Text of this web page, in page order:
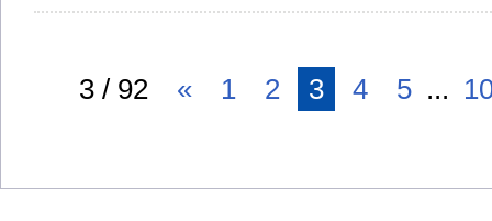
3 / 92 « 1 2 3 4 5 ...